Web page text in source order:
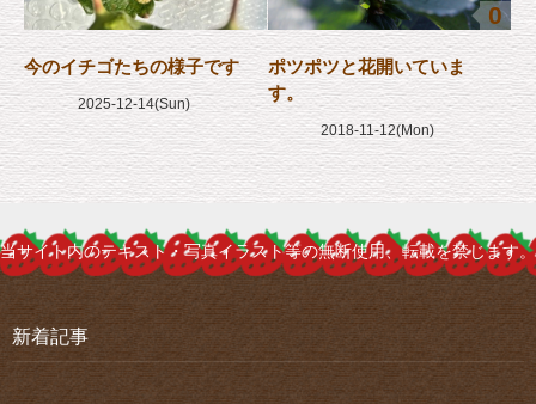
今のイチゴたちの様子です
2025-12-14(Sun)
0
ポツポツと花開いていま
す。
2018-11-12(Mon)
当サイト内のテキスト・写真イラスト等の無断使用、転載を禁じます。
新着記事